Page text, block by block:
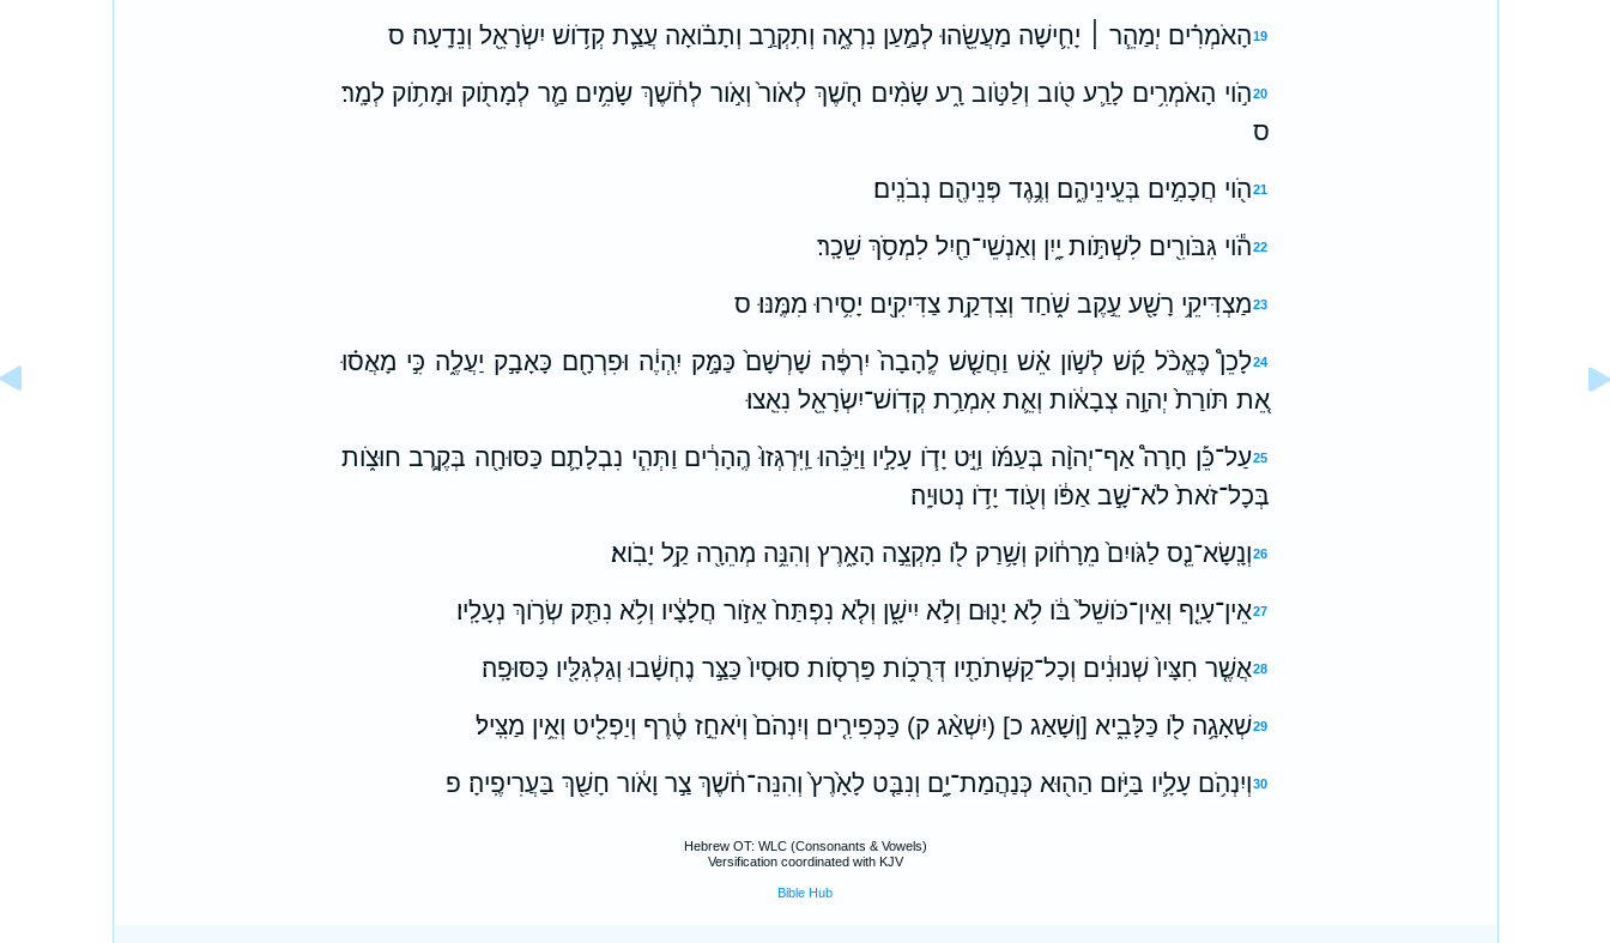
19הָאֹמְרִ֗ים יְמַהֵ֧ר ׀ יָחִ֛ישָׁה מַעֲשֵׂ֖הוּ לְמַ֣עַן נִרְאֶ֑ה וְתִקְרַ֣ב וְתָבֹ֗ואָה עֲצַ֛ת קְדֹ֥ושׁ יִשְׂרָאֵ֖ל וְנֵדָֽעָה׃ ס
20הֹ֣וי הָאֹמְרִ֥ים לָרַ֛ע טֹ֖וב וְלַטֹּ֣וב רָ֑ע שָׂמִ֨ים חֹ֤שֶׁךְ לְאֹור֙ וְאֹ֣ור לְחֹ֔שֶׁךְ שָׂמִ֥ים מַ֛ר לְמָתֹ֖וק וּמָתֹ֥וק לְמָֽר׃
ס
21הֹ֖וי חֲכָמִ֣ים בְּעֵֽינֵיהֶ֑ם וְנֶ֥גֶד פְּנֵיהֶ֖ם נְבֹנִֽים׃
22הֹ֕וי גִּבֹּורִ֖ים לִשְׁתֹּ֣ות יָ֑יִן וְאַנְשֵׁי־חַ֖יִל לִמְסֹ֥ךְ שֵׁכָֽר׃
23מַצְדִּיקֵ֥י רָשָׁ֖ע עֵ֣קֶב שֹׁ֑חַד וְצִדְקַ֥ת צַדִּיקִ֖ים יָסִ֥ירוּ מִמֶּֽנּוּ׃ ס
24לָכֵן֩ כֶּאֱכֹ֨ל קַ֜שׁ לְשֹׁ֣ון אֵ֗שׁ וַחֲשַׁ֤שׁ לֶֽהָבָה֙ יִרְפֶּ֔ה שָׁרְשָׁם֙ כַּמָּ֣ק יִֽהְיֶ֔ה וּפִרְחָ֖ם כָּאָבָ֣ק יַעֲלֶ֑ה כִּ֣י מָאֲס֗וּ
אֵ֚ת תֹּורַת֙ יְהוָ֣ה צְבָאֹ֔ות וְאֵ֛ת אִמְרַ֥ת קְדֹֽושׁ־יִשְׂרָאֵ֖ל נִאֵֽצוּ׃
25עַל־כֵּ֡ן חָרָה֩ אַף־יְהוָ֨ה בְּעַמֹּ֜ו וַיֵּ֣ט יָדֹ֧ו עָלָ֣יו וַיַּכֵּ֗הוּ וַֽיִּרְגְּזוּ֙ הֶֽהָרִ֔ים וַתְּהִ֧י נִבְלָתָ֛ם כַּסּוּחָ֖ה בְּקֶ֣רֶב חוּצֹ֑ות
בְּכָל־זֹאת֙ לֹא־שָׁ֣ב אַפֹּ֔ו וְעֹ֖וד יָדֹ֥ו נְטוּיָֽה׃
26וְנָֽשָׂא־נֵ֤ס לַגֹּויִם֙ מֵרָחֹ֔וק וְשָׁ֥רַק לֹ֖ו מִקְצֵ֣ה הָאָ֑רֶץ וְהִנֵּ֥ה מְהֵרָ֖ה קַ֥ל יָבֹֽוא׃
27אֵין־עָיֵ֤ף וְאֵין־כֹּושֵׁל֙ בֹּ֔ו לֹ֥א יָנ֖וּם וְלֹ֣א יִישָׁ֑ן וְלֹ֤א נִפְתַּח֙ אֵזֹ֣ור חֲלָצָ֔יו וְלֹ֥א נִתַּ֖ק שְׂרֹ֥וךְ נְעָלָֽיו׃
28אֲשֶׁ֤ר חִצָּיו֙ שְׁנוּנִ֔ים וְכָל־קַשְּׁתֹתָ֖יו דְּרֻכֹ֑ות פַּרְסֹ֤ות סוּסָיו֙ כַּצַּ֣ר נֶחְשָׁ֔בוּ וְגַלְגִּלָּ֖יו כַּסּוּפָֽה׃
29שְׁאָגָ֥ה לֹ֖ו כַּלָּבִ֑יא [וְשָׁאַג כ] (יִשְׁאַ֨ג ק) כַּכְּפִירִ֤ים וְיִנְהֹם֙ וְיֹאחֵ֣ז טֶ֔רֶף וְיַפְלִ֖יט וְאֵ֥ין מַצִּֽיל׃
30וְיִנְהֹ֥ם עָלָ֛יו בַּיֹּ֥ום הַה֖וּא כְּנַהֲמַת־יָ֑ם וְנִבַּ֤ט לָאָ֙רֶץ֙ וְהִנֵּה־חֹ֔שֶׁךְ צַ֣ר וָאֹ֔ור חָשַׁ֖ךְ בַּעֲרִיפֶֽיהָ׃ פ
Hebrew OT: WLC (Consonants & Vowels)
Versification coordinated with KJV
Bible Hub